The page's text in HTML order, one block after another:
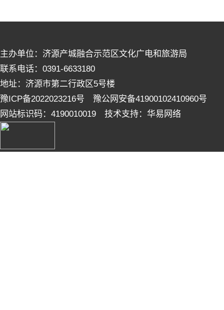
主办单位：济源产城融合示范区文化广电和旅游局
联系电话：0391-6633180
地址：济源市第二行政区5号楼
豫ICP备2022023216号 豫公网安备41900102410960号
网站标识码：4190010019 技术支持：华易网络